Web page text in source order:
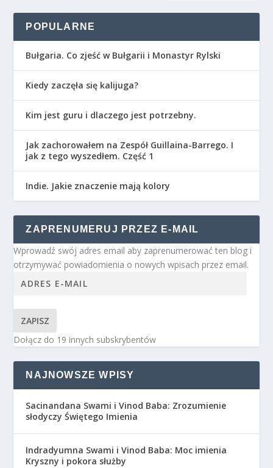
POPULARNE
Bułgaria. Co zjeść w Bułgarii i Monastyr Rylski
Kiedy zaczęła się kalijuga?
Kim jest guru i dlaczego jest potrzebny.
Jak zachorowałem na Zespół Guillaina-Barrego. I
jak z tego wyszedłem. Część 1
Indie. Jakie znaczenie mają kolory
ZAPRENUMERUJ PRZEZ E-MAIL
Wprowadź swój adres email aby zaprenumerować ten blog i
otrzymywać powiadomienia o nowych wpisach przez email.
ZAPISZ
Dołącz do 19 innych subskrybentów
NAJNOWSZE WPISY
Sacinandana Swami i Vinod Baba: Zrozumienie
słodyczy Świętego Imienia
Indradyumna Swami i Vinod Baba: Moc imienia
Kryszny i pokora służby